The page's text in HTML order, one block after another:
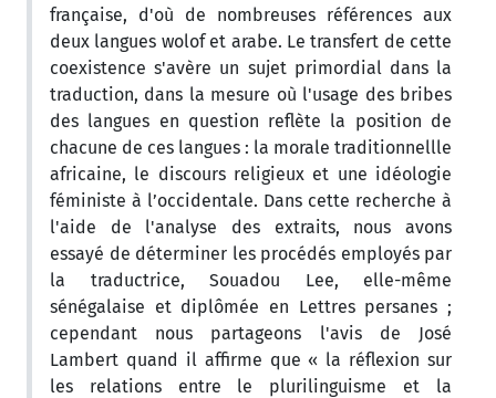
française, d'où de nombreuses références aux
deux langues wolof et arabe. Le transfert de cette
coexistence s'avère un sujet primordial dans la
traduction, dans la mesure où l'usage des bribes
des langues en question reflète la position de
chacune de ces langues : la morale traditionnellle
africaine, le discours religieux et une idéologie
féministe à l’occidentale. Dans cette recherche à
l'aide de l'analyse des extraits, nous avons
essayé de déterminer les procédés employés par
la traductrice, Souadou Lee, elle-même
sénégalaise et diplômée en Lettres persanes ;
cependant nous partageons l'avis de José
Lambert quand il affirme que « la réflexion sur
les relations entre le plurilinguisme et la